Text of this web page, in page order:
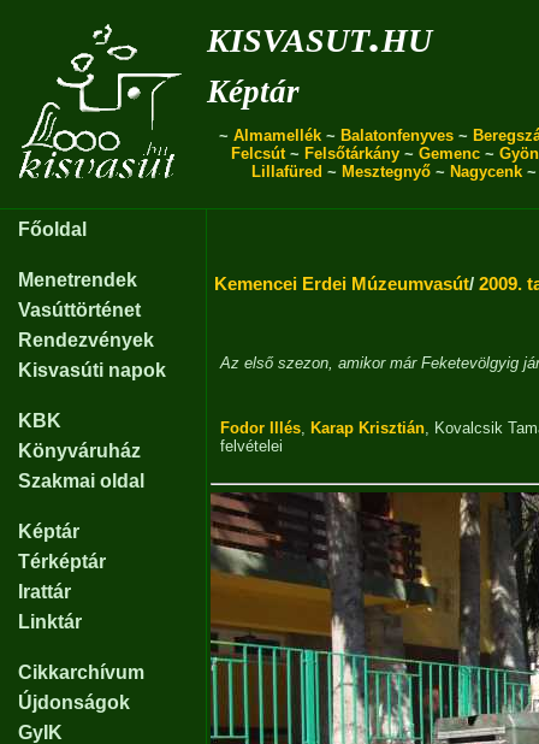
kisvasut.hu
Képtár
~ Almamellék ~ Balatonfenyves ~
Felcsút~ Felsőtárkány ~ Gemenc ~
Lillafüred ~ Mesztegnyő~ Nagycenk
Főoldal
Menetrendek
Vasúttörténet
Rendezvények
Kisvasúti napok
KBK
Könyváruház
Szakmai oldal
Képtár
Térképtár
Irattár
Linktár
Cikkarchívum
Újdonságok
GyIK
Kemencei Erdei Múzeumvasút/ 2009.
Az első szezon, amikor már Feketevölgyig
Fodor Illés, Karap Krisztián, Kovalcsik
felvételei